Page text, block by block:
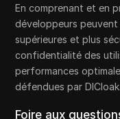
En comprenant et en
développeurs
supérieures et plus
confidentialité des
performances
défendues par DICloak.
Foire aux